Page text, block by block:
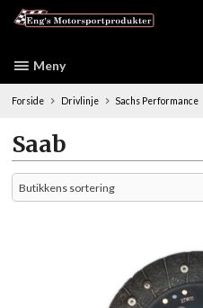
Meny
Forside Drivlinje Sachs Performance
Saab